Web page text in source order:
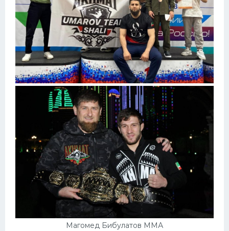
Магомед Бибулатов ММА